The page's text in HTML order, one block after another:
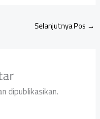
Selanjutnya Pos →
dipublikasikan.